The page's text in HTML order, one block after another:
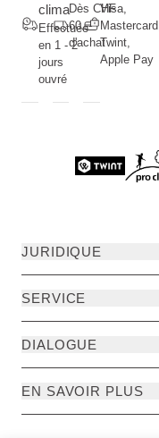
clima
Effectuée
en 1 - 2
jours
ouvré
Dès CHF
60.--
d'achat
Visa,
Mastercard,
Twint,
Apple Pay
JURIDIQUE
SERVICE
DIALOGUE
EN SAVOIR PLUS